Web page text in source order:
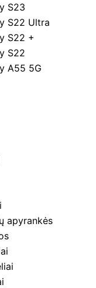
S23
S22 Ultra
S22 +
S22
A55 5G
apyrankės